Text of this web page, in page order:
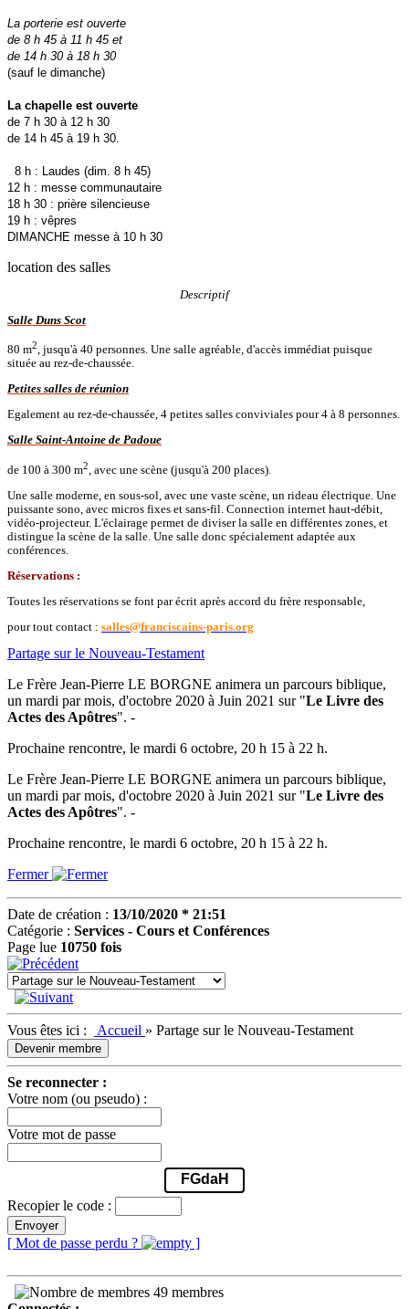
La porterie est ouverte
de 8 h 45 à 11 h 45 et
de 14 h 30 à 18 h 30
(sauf le dimanche)
La chapelle est ouverte
de 7 h 30 à 12 h 30
de 14 h 45 à 19 h 30.
8 h : Laudes (dim. 8 h 45)
12 h : messe communautaire
18 h 30 : prière silencieuse
19 h : vêpres
DIMANCHE messe à 10 h 30
location des salles
Descriptif
Salle Duns Scot
80 m2, jusqu'à 40 personnes. Une salle agréable, d'accès immédiat puisque
située au rez-de-chaussée.
Petites salles de réunion
Egalement au rez-de-chaussée, 4 petites salles conviviales pour 4 à 8 personnes.
Salle Saint-Antoine de Padoue
de 100 à 300 m2 , avec une scène (jusqu'à 200 places).
Une salle moderne, en sous-sol, avec une vaste scène, un rideau électrique. Une
puissante sono, avec micros fixes et sans-fil. Connection internet haut-débit,
vidéo-projecteur. L'éclairage permet de diviser la salle en différentes zones, et
distingue la scène de la salle. Une salle donc spécialement adaptée aux
conférences.
Réservations :
Toutes les réservations se font par écrit après accord du frère responsable,
pour tout contact : salles@franciscains-paris.org
Partage sur le Nouveau-Testament
Le Frère Jean-Pierre LE BORGNE animera un parcours biblique,
un mardi par mois, d'octobre 2020 à Juin 2021 sur "Le Livre des
Actes des Apôtres". -
Prochaine rencontre, le mardi 6 octobre, 20 h 15 à 22 h.
Le Frère Jean-Pierre LE BORGNE animera un parcours biblique,
un mardi par mois, d'octobre 2020 à Juin 2021 sur "Le Livre des
Actes des Apôtres". -
Prochaine rencontre, le mardi 6 octobre, 20 h 15 à 22 h.
Fermer
Date de création : 13/10/2020 * 21:51
Catégorie : Services - Cours et Conférences
Page lue 10750 fois
Vous êtes ici : Accueil » Partage sur le Nouveau-Testament
Devenir membre
Se reconnecter :
Votre nom (ou pseudo) :
Votre mot de passe
FGdaH
Recopier le code :
Envoyer
[ Mot de passe perdu ? ]
49 membres